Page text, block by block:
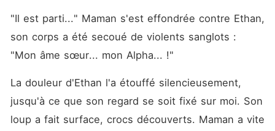
"Il est parti..." Maman s'est effondrée contre Ethan,
son corps a été secoué de violents sanglots :
"Mon âme sœur... mon Alpha... !"
La douleur d'Ethan l'a étouffé silencieusement,
jusqu'à ce que son regard se soit fixé sur moi. Son
loup a fait surface, crocs découverts. Maman a vite